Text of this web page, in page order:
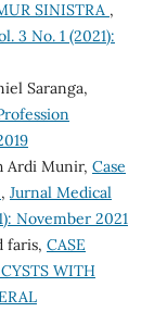
SINISTRA ,
3 No. 1 (2021):
Saranga,
Ardi Munir, Case
, Jurnal Medical
November 2021
faris, CASE
WITH